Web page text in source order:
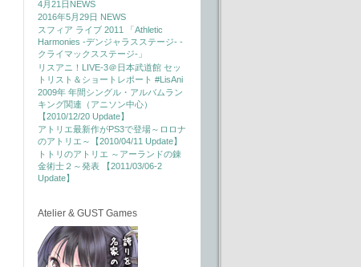
4月21日NEWS
2016年5月29日 NEWS
スフィア ライブ 2011 「Athletic
Harmonies -デンジャラスステージ- -
クライマックスステージ-」
リスアニ！LIVE-3＠日本武道館 セッ
トリスト＆ショートレポート #LisAni
2009年 年間シングル・アルバムラン
キング関連（アニソン中心）
【2010/12/20 Update】
アトリエ最新作がPS3で登場～ロロナ
のアトリエ～【2010/04/11 Update】
トトリのアトリエ ～アーランドの錬
金術士２～発表 【2011/03/06-2
Update】
Atelier & GUST Games